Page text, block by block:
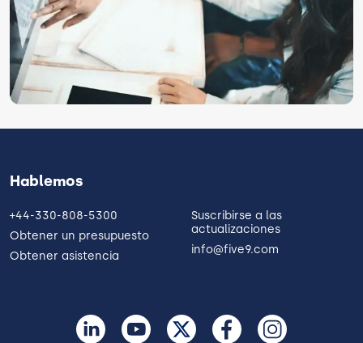
Hablemos
+44-330-808-5300
Obtener un presupuesto
Obtener asistencia
Suscribirse a las
actualizaciones
info@five9.com